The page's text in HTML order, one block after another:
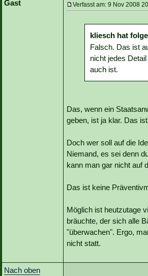
Gast Verfasst am: 9 Nov 2008
kliesch hat
Falsch. Das ist
nicht jedes
auch ist.
Das, wenn ein
geben, ist ja klar. Das
Doch wer soll auf die
Niemand, es sei denn
kann man gar nicht auf
Das ist keine
Möglich ist heutzutage
bräuchte, der sich alle
"überwachen". Ergo,
nicht statt.
Nach oben